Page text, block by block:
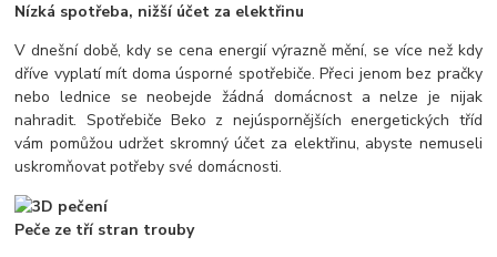
Nízká spotřeba, nižší účet za elektřinu
V dnešní době, kdy se cena energií výrazně mění, se více než kdy
dříve vyplatí mít doma úsporné spotřebiče. Přeci jenom bez pračky
nebo lednice se neobejde žádná domácnost a nelze je nijak
nahradit. Spotřebiče Beko z nejúspornějších energetických tříd
vám pomůžou udržet skromný účet za elektřinu, abyste nemuseli
uskromňovat potřeby své domácnosti.
Peče ze tří stran trouby